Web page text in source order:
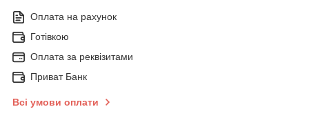
Оплата на рахунок
Готівкою
Оплата за реквізитами
Приват Банк
Всі умови оплати